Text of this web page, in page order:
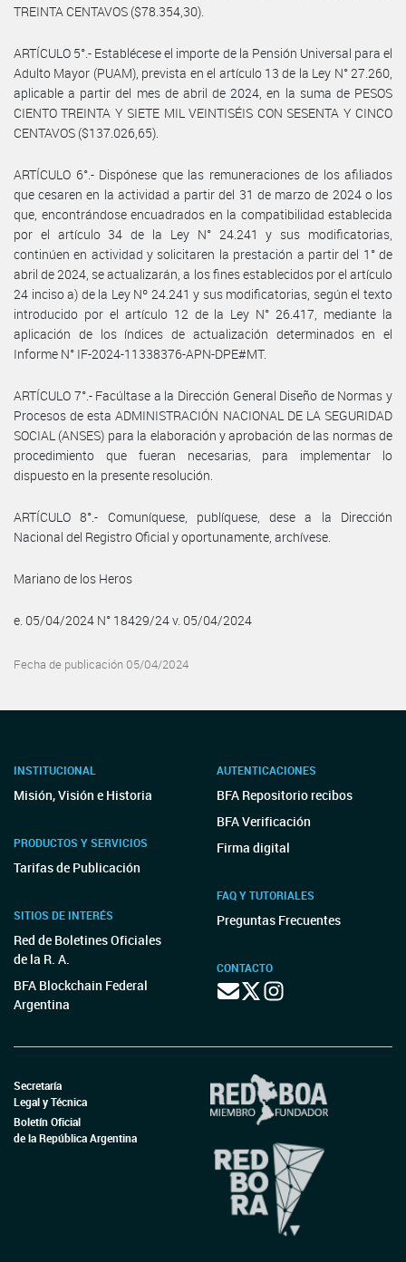
TREINTA CENTAVOS ($78.354,30).
ARTÍCULO 5°.- Establécese el importe de la Pensión Universal para el
Adulto Mayor (PUAM), prevista en el artículo 13 de la Ley N° 27.260,
aplicable a partir del mes de abril de 2024, en la suma de PESOS
CIENTO TREINTA Y SIETE MIL VEINTISÉIS CON SESENTA Y CINCO
CENTAVOS ($137.026,65).
ARTÍCULO 6°.- Dispónese que las remuneraciones de los afiliados
que cesaren en la actividad a partir del 31 de marzo de 2024 o los
que, encontrándose encuadrados en la compatibilidad establecida
por el artículo 34 de la Ley N° 24.241 y sus modificatorias,
continúen en actividad y solicitaren la prestación a partir del 1° de
abril de 2024, se actualizarán, a los fines establecidos por el artículo
24 inciso a) de la Ley Nº 24.241 y sus modificatorias, según el texto
introducido por el artículo 12 de la Ley N° 26.417, mediante la
aplicación de los índices de actualización determinados en el
Informe N° IF-2024-11338376-APN-DPE#MT.
ARTÍCULO 7°.- Facúltase a la Dirección General Diseño de Normas y
Procesos de esta ADMINISTRACIÓN NACIONAL DE LA SEGURIDAD
SOCIAL (ANSES) para la elaboración y aprobación de las normas de
procedimiento que fueran necesarias, para implementar lo
dispuesto en la presente resolución.
ARTÍCULO 8°.- Comuníquese, publíquese, dese a la Dirección
Nacional del Registro Oficial y oportunamente, archívese.
Mariano de los Heros
e. 05/04/2024 N° 18429/24 v. 05/04/2024
Fecha de publicación 05/04/2024
INSTITUCIONAL
Misión, Visión e Historia
PRODUCTOS Y SERVICIOS
Tarifas de Publicación
SITIOS DE INTERÉS
Red de Boletines Oficiales
de la R. A.
BFA Blockchain Federal
Argentina
AUTENTICACIONES
BFA Repositorio recibos
BFA Verificación
Firma digital
FAQ Y TUTORIALES
Preguntas Frecuentes
CONTACTO
Secretaría
Legal y Técnica
Boletín Oficial
de la República Argentina